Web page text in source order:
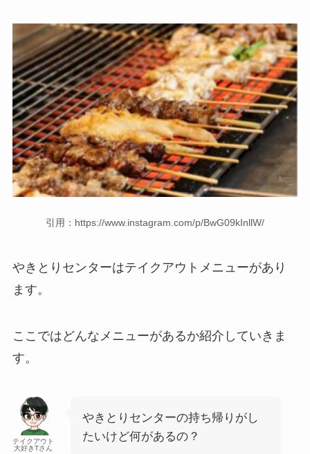
引用：https://www.instagram.com/p/BwG09kInllW/
やきとりセンターはテイクアウトメニューがあり
ます。
ここではどんなメニューがあるか紹介していきま
す。
テイクアウト
大好きTさん
やきとりセンターの持ち帰りがし
たいけど何があるの？